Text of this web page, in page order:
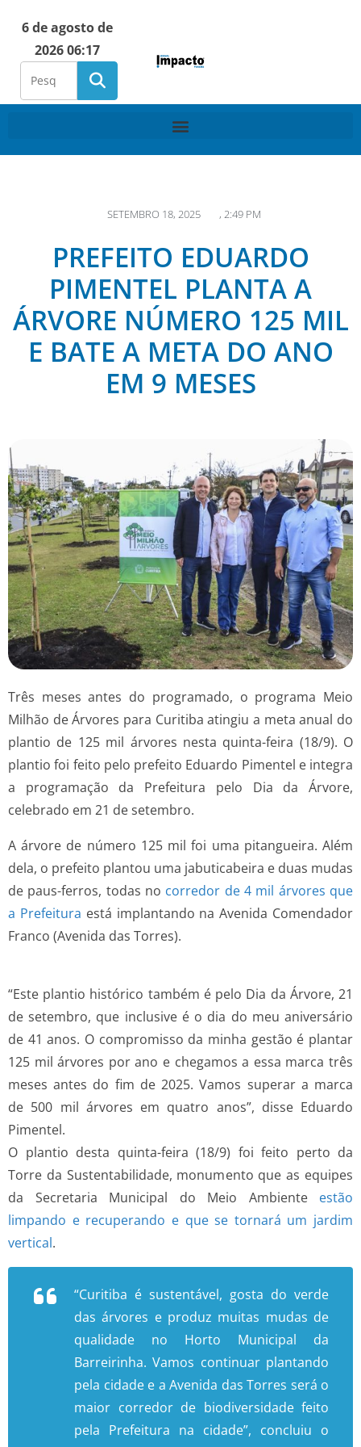
6 de agosto de
2026 06:17
SETEMBRO 18, 2025 , 2:49 PM
PREFEITO EDUARDO
PIMENTEL PLANTA A
ÁRVORE NÚMERO 125 MIL
E BATE A META DO ANO
EM 9 MESES
Três meses antes do programado, o programa Meio
Milhão de Árvores para Curitiba atingiu a meta anual do
plantio de 125 mil árvores nesta quinta-feira (18/9). O
plantio foi feito pelo prefeito Eduardo Pimentel e integra
a programação da Prefeitura pelo Dia da Árvore,
celebrado em 21 de setembro.
A árvore de número 125 mil foi uma pitangueira. Além
dela, o prefeito plantou uma jabuticabeira e duas mudas
de paus-ferros, todas no corredor de 4 mil árvores que
a Prefeitura está implantando na Avenida Comendador
Franco (Avenida das Torres).
“Este plantio histórico também é pelo Dia da Árvore, 21
de setembro, que inclusive é o dia do meu aniversário
de 41 anos. O compromisso da minha gestão é plantar
125 mil árvores por ano e chegamos a essa marca três
meses antes do fim de 2025. Vamos superar a marca
de 500 mil árvores em quatro anos”, disse Eduardo
Pimentel.
O plantio desta quinta-feira (18/9) foi feito perto da
Torre da Sustentabilidade, monumento que as equipes
da Secretaria Municipal do Meio Ambiente estão
limpando e recuperando e que se tornará um jardim
vertical.
“Curitiba é sustentável, gosta do verde
das árvores e produz muitas mudas de
qualidade no Horto Municipal da
Barreirinha. Vamos continuar plantando
pela cidade e a Avenida das Torres será o
maior corredor de biodiversidade feito
pela Prefeitura na cidade”, concluiu o